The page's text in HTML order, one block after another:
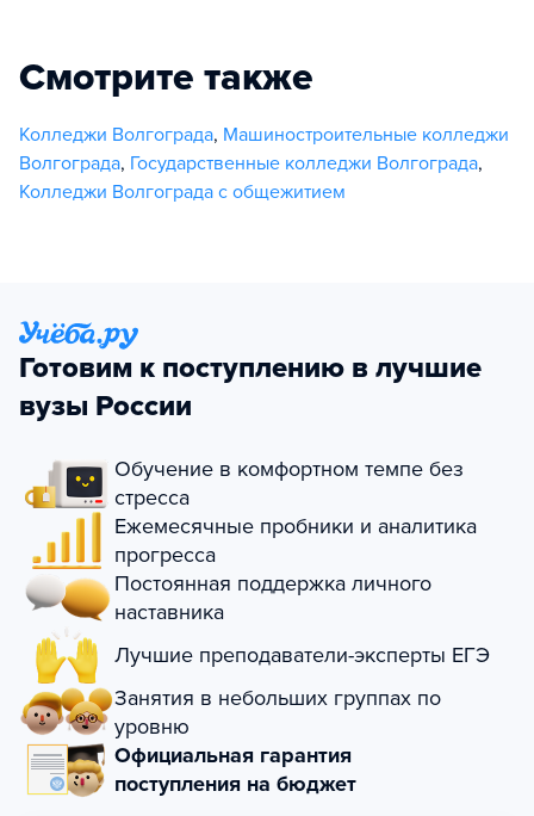
Смотрите также
Колледжи Волгограда, Машиностроительные колледжи
Волгограда, Государственные колледжи Волгограда,
Колледжи Волгограда с общежитием
Готовим к поступлению в лучшие
вузы России
Обучение в комфортном темпе без
стресса
Ежемесячные пробники и аналитика
прогресса
Постоянная поддержка личного
наставника
Лучшие преподаватели-эксперты ЕГЭ
Занятия в небольших группах по
уровню
Официальная гарантия
поступления на бюджет